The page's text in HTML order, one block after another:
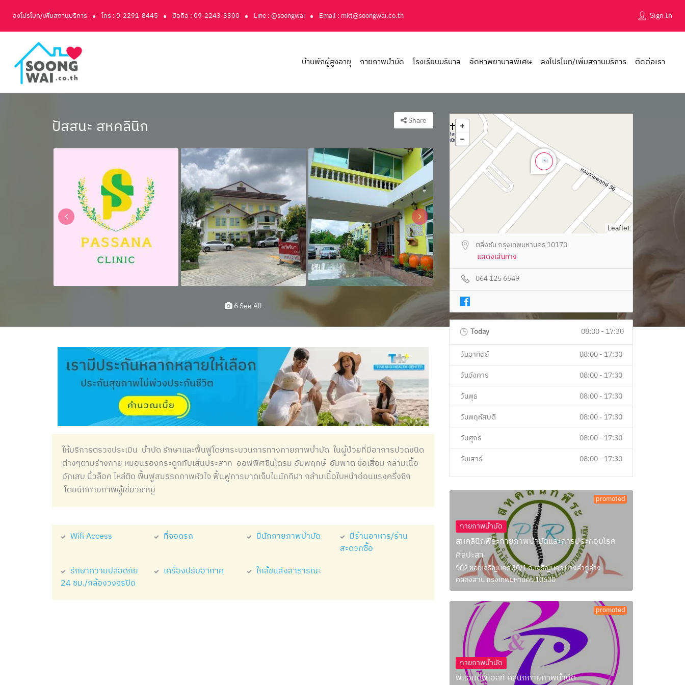
ลงโปรโมท/เพิ่มสถานบริการ โทร : 0-2291-8445 มือถือ : 09-2243-3300 Line : @soongwai Email : mkt@soongwai.co.th Sign In
บ้านพักผู้สูงอายุ กายภาพบำบัด โรงเรียนบริบาล จัดหาพยาบาลพิเศษ ลงโปรโมท/เพิ่มสถานบริการ ติดต่อเรา
ปัสสนะ สหคลินิก Share
6 See All
ให้บริการตรวจประเมิน บำบัด รักษาและฟื้นฟูโดยกระบวนการทางกายภาพบำบัด ในผู้ป่วยที่มีอาการปวดชนิด
ต่างๆตามร่างกาย หมอนรองกระดูกทับเส้นประสาท ออฟฟิศซินโดรม อัมพฤกษ์ อัมพาต ข้อเสื่อม กล้ามเนื้อ
อักเสบ นิ้วล็อค ไหล่ติด ฟื้นฟูสมรรถภาพหัวใจ ฟื้นฟูการบาดเจ็บในนักกีฬา กล้ามเนื้อใบหน้าอ่อนแรงครึ่งซีก
โดยนักกายภาพผู้เชี่ยวชาญ
Wifi Access ที่จอดรถ มีนักกายภาพบำบัด
มีร้านอาหาร/ร้าน
สะดวกซื้อ
รักษาความปลอดภัย
24 ชม./กล้องวงจรปิด
เครื่องปรับอากาศ ใกล้ขนส่งสาธารณะ
Leaflet
ตลิ่งชัน กรุงเทพมหานคร 10170
แสดงเส้นทาง
064 125 6549
Today
08:00 - 17:30
วันอาทิตย์
08:00 - 17:30
วันอังคาร
08:00 - 17:30
วันพุธ
08:00 - 17:30
วันพฤหัสบดี
08:00 - 17:30
วันศุกร์
08:00 - 17:30
วันเสาร์
08:00 - 17:30
promoted
กายภาพบำบัด
สหคลินิกพีระกายภาพบำบัดและการประกอบโรค
ศิลปะสา
902 ซอยเจริญนคร 30/1 ถ.เจริญนคร บางลำภูล่าง
คลองสาน กรุงเทพมหานคร 10600
promoted
กายภาพบำบัด
พีแอนด์พีเฮลท์ คลินิกกายภาพบำบัด